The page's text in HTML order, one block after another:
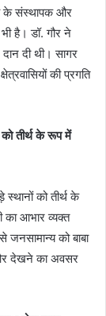
के संस्थापक और
है। डॉ. गौर ने
दान दी थी। सागर
की प्रगति
तीर्थ के रूप में
को तीर्थ के
का आभार व्यक्त
जनसामान्य को बाबा
देखने का अवसर